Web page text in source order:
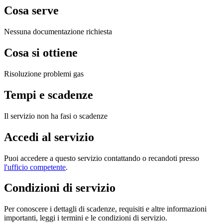
Cosa serve
Nessuna documentazione richiesta
Cosa si ottiene
Risoluzione problemi gas
Tempi e scadenze
Il servizio non ha fasi o scadenze
Accedi al servizio
Puoi accedere a questo servizio contattando o recandoti presso
l'ufficio competente.
Condizioni di servizio
Per conoscere i dettagli di scadenze, requisiti e altre informazioni
importanti, leggi i termini e le condizioni di servizio.